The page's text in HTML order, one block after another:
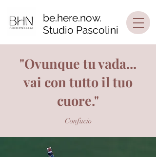
be.here.now.
Studio Pascolini
"Ovunque tu vada...
vai con tutto il tuo
cuore."
Confucio